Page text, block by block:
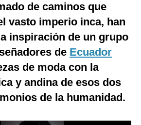
de caminos que
vasto imperio inca, han
inspiración de un grupo
de Ecuador
de moda con la
y andina de esos dos
de la humanidad.